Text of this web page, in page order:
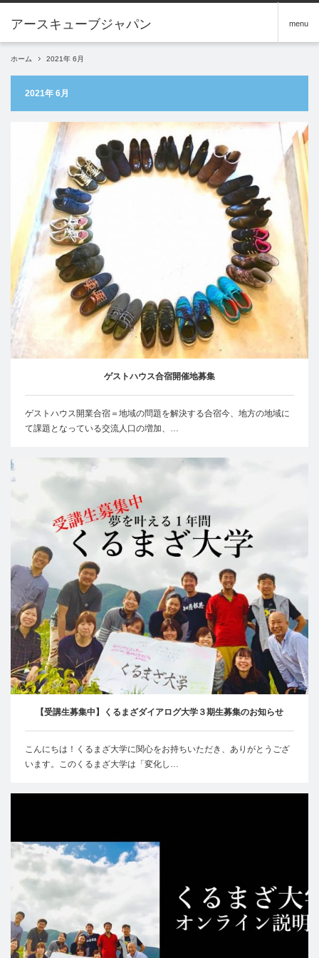
menu
アースキューブジャパン
ホーム 2021年 6月
2021年 6月
ゲストハウス合宿開催地募集
ゲストハウス開業合宿＝地域の問題を解決する合宿今、地方の地域に
て課題となっている交流人口の増加、…
【受講生募集中】くるまざダイアログ大学３期生募集のお知らせ
こんにちは！くるまざ大学に関心をお持ちいただき、ありがとうござ
います。このくるまざ大学は「変化し…